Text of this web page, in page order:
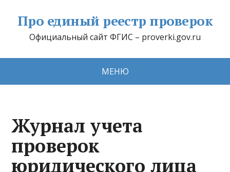
Про единый реестр проверок
Официальный сайт ФГИС – proverki.gov.ru
МЕНЮ
Журнал учета
проверок
юридического лица